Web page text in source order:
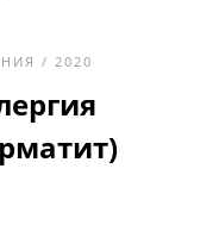
/ 2020